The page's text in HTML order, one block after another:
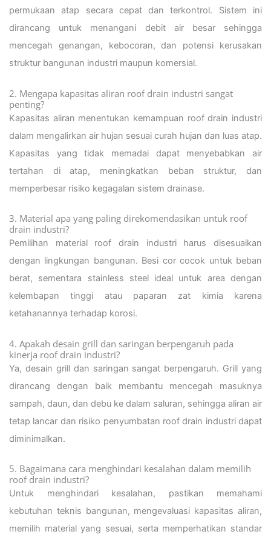
permukaan atap secara cepat dan terkontrol. Sistem ini
dirancang untuk menangani debit air besar sehingga
mencegah genangan, kebocoran, dan potensi kerusakan
struktur bangunan industri maupun komersial.
2. Mengapa kapasitas aliran roof drain industri sangat
penting?
Kapasitas aliran menentukan kemampuan roof drain industri
dalam mengalirkan air hujan sesuai curah hujan dan luas atap.
Kapasitas yang tidak memadai dapat menyebabkan air
tertahan di atap, meningkatkan beban struktur, dan
memperbesar risiko kegagalan sistem drainase.
3. Material apa yang paling direkomendasikan untuk roof
drain industri?
Pemilihan material roof drain industri harus disesuaikan
dengan lingkungan bangunan. Besi cor cocok untuk beban
berat, sementara stainless steel ideal untuk area dengan
kelembapan tinggi atau paparan zat kimia karena
ketahanannya terhadap korosi.
4. Apakah desain grill dan saringan berpengaruh pada
kinerja roof drain industri?
Ya, desain grill dan saringan sangat berpengaruh. Grill yang
dirancang dengan baik membantu mencegah masuknya
sampah, daun, dan debu ke dalam saluran, sehingga aliran air
tetap lancar dan risiko penyumbatan roof drain industri dapat
diminimalkan.
5. Bagaimana cara menghindari kesalahan dalam memilih
roof drain industri?
Untuk menghindari kesalahan, pastikan memahami
kebutuhan teknis bangunan, mengevaluasi kapasitas aliran,
memilih material yang sesuai, serta memperhatikan standar